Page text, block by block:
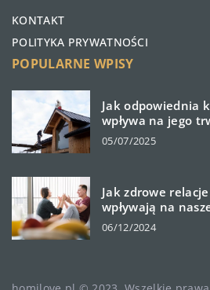
KONTAKT
POLITYKA PRYWATNOŚCI
POPULARNE WPISY
Jak odpowiednia
wpływa na jego
05/07/2025
Jak zdrowe
wpływają na
06/12/2024